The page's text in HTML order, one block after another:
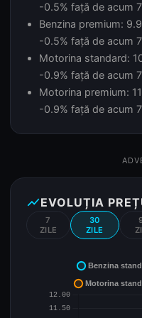
-0.5% față de acum
Benzina premium:
-0.5% față de acum
Motorina standard:
-0.9% față de acum
Motorina premium:
-0.9% față de acum
show_chartEVOLUȚIA
7
ZILE
30
ZILE